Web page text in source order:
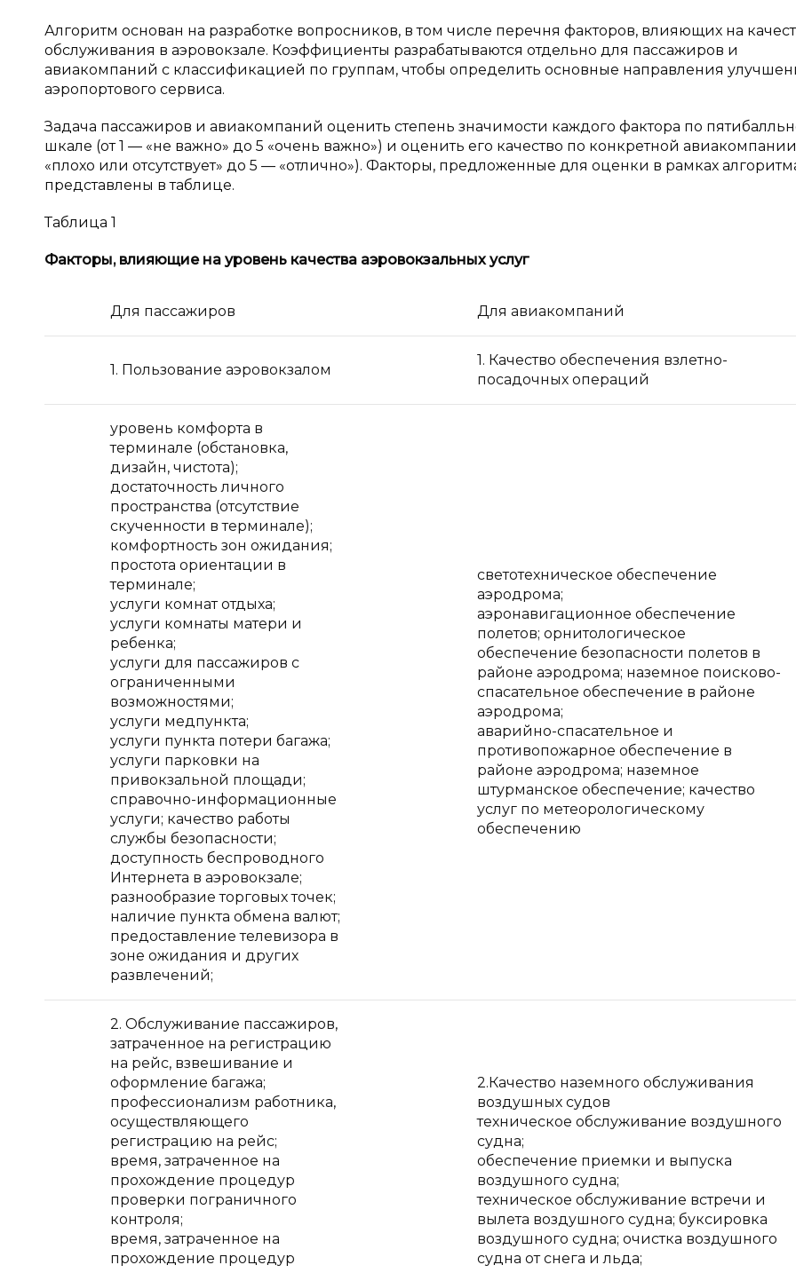
Алгоритм основан на разработке вопросников, в том числе перечня факторов, влияющих на
обслуживания в аэровокзале. Коэффициенты разрабатываются отдельно для пассажиров и
авиакомпаний с классификацией по группам, чтобы определить основные направления
аэропортового сервиса.
Задача пассажиров и авиакомпаний оценить степень значимости каждого фактора по
шкале (от 1 — «не важно» до 5 «очень важно») и оценить его качество по конкретной
«плохо или отсутствует» до 5 — «отлично»). Факторы, предложенные для оценки в рамках
представлены в таблице.
Таблица 1
Факторы, влияющие на уровень качества аэровокзальных услуг
Для пассажиров Для авиакомпаний
1. Пользование аэровокзалом
1. Качество обеспечения взлетно-
посадочных операций
уровень комфорта в
терминале (обстановка,
дизайн, чистота);
достаточность личного
пространства (отсутствие
скученности в терминале);
комфортность зон ожидания;
простота ориентации в
терминале;
услуги комнат отдыха;
услуги комнаты матери и
ребенка;
услуги для пассажиров с
ограниченными
возможностями;
услуги медпункта;
услуги пункта потери багажа;
услуги парковки на
привокзальной площади;
справочно-информационные
услуги; качество работы
службы безопасности;
доступность беспроводного
Интернета в аэровокзале;
разнообразие торговых точек;
наличие пункта обмена валют;
предоставление телевизора в
зоне ожидания и других
развлечений;
светотехническое обеспечение
аэродрома;
аэронавигационное обеспечение
полетов; орнитологическое
обеспечение безопасности полетов в
районе аэродрома; наземное поисково-
спасательное обеспечение в районе
аэродрома;
аварийно-спасательное и
противопожарное обеспечение в
районе аэродрома; наземное
штурманское обеспечение; качество
услуг по метеорологическому
обеспечению
2. Обслуживание пассажиров,
затраченное на регистрацию
на рейс, взвешивание и
оформление багажа;
профессионализм работника,
осуществляющего
регистрацию на рейс;
время, затраченное на
прохождение процедур
проверки пограничного
контроля;
время, затраченное на
прохождение процедур
2.Качество наземного обслуживания
воздушных судов
техническое обслуживание воздушного
судна;
обеспечение приемки и выпуска
воздушного судна;
техническое обслуживание встречи и
вылета воздушного судна; буксировка
воздушного судна; очистка воздушного
судна от снега и льда;